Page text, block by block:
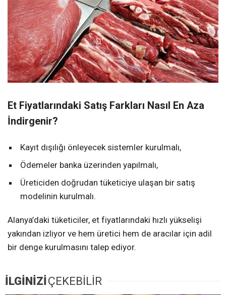
Et Fiyatlarındaki Satış Farkları Nasıl En Aza
İndirgenir?
Kayıt dışılığı önleyecek sistemler kurulmalı,
Ödemeler banka üzerinden yapılmalı,
Üreticiden doğrudan tüketiciye ulaşan bir satış
modelinin kurulmalı.
Alanya’daki tüketiciler, et fiyatlarındaki hızlı yükselişi
yakından izliyor ve hem üretici hem de aracılar için adil
bir denge kurulmasını talep ediyor.
İLGİNİZİÇEKEBİLİR